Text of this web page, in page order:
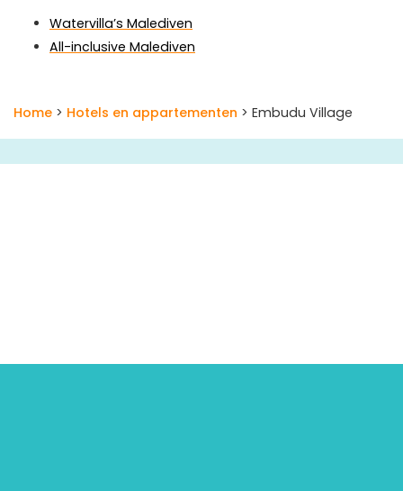
Watervilla’s Malediven
All-inclusive Malediven
Home > Hotels en appartementen > Embudu Village